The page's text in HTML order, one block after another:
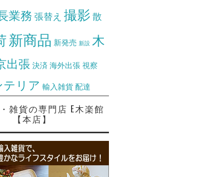
業務 張替え 撮影 散
新商品 新発売 新設 木
出張 決済 海外出張 視察
リア 輸入雑貨 配達
雑貨の専門店 E木楽館
【本店】